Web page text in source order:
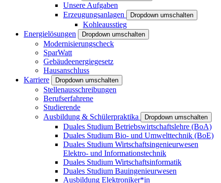
Unsere Aufgaben
Erzeugungsanlagen
Dropdown umschalten
Kohleausstieg
Energielösungen
Dropdown umschalten
Modernisierungscheck
SparWatt
Gebäudeenergiegesetz
Hausanschluss
Karriere
Dropdown umschalten
Stellenausschreibungen
Berufserfahrene
Studierende
Ausbildung & Schülerpraktika
Dropdown umschalten
Duales Studium Betriebswirtschaftslehre (BoA)
Duales Studium Bio- und Umwelttechnik (BoE)
Duales Studium Wirtschaftsingenieurwesen
Elektro- und Informationstechnik
Duales Studium Wirtschaftsinformatik
Duales Studium Bauingenieurwesen
Ausbildung Elektroniker*in